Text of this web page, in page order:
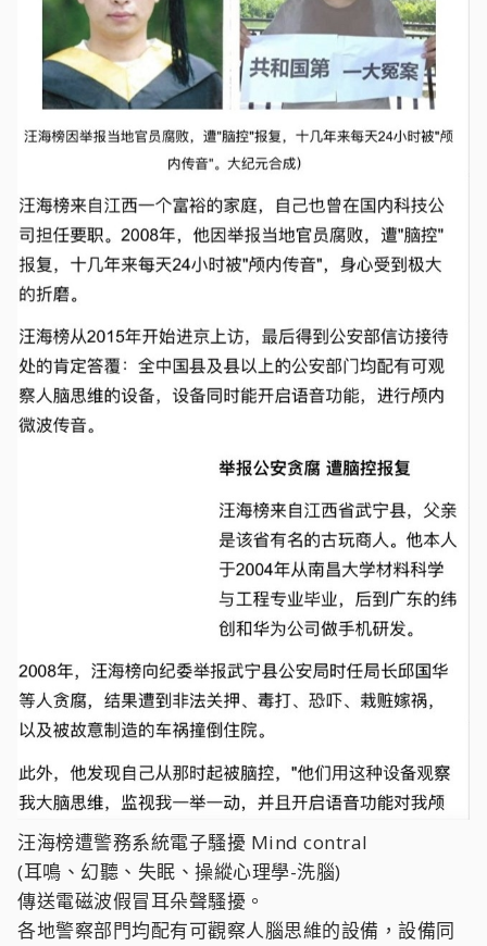
汪海榜遭警務系統電子騷擾 Mind contral
(耳鳴、幻聽、失眠、操縱心理學-洗腦)
傳送電磁波假冒耳朵聲騷擾。
各地警察部門均配有可觀察人腦思維的設備，設備同